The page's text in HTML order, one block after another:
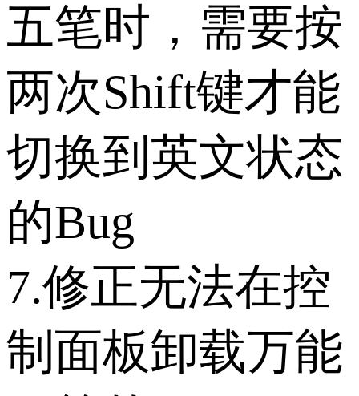
五笔时，需要按
两次Shift键才能
切换到英文状态
的Bug
7.修正无法在控
制面板卸载万能